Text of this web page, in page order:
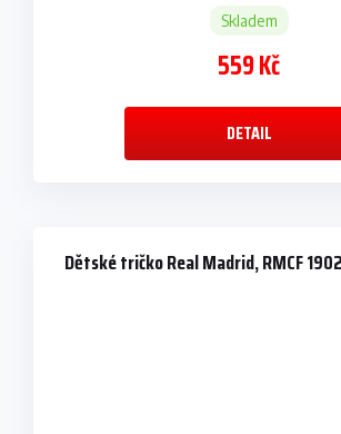
Skladem
559 Kč
DETAIL
Dětské tričko Real Madrid, RMCF